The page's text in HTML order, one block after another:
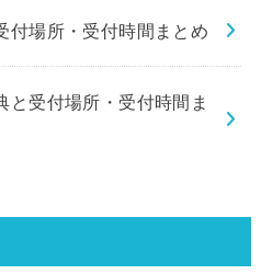
付場所・受付時間まとめ
と受付場所・受付時間ま